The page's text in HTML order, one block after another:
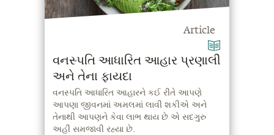
Article
વનસ્પતિ આધારિત આહાર પ્રણાલી
અને તેના ફાયદા
વનસ્પતિ આધારિત આહારને કઈ રીતે આપણે
આપણા જીવનમાં અમલમાં લાવી શકીએ અને
તેનાથી આપણને કેવા લાભ થાય છે એ સદગુરુ
અહીં સમજાવી રહ્યા છે.